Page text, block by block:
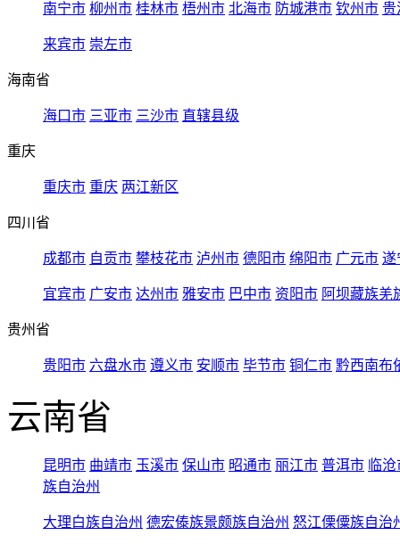
南宁市 柳州市 桂林市 梧州市 北海市 防城港市 钦州市 贵
来宾市 崇左市
海南省
海口市 三亚市 三沙市 直辖县级
重庆
重庆市 重庆 两江新区
四川省
成都市 自贡市 攀枝花市 泸州市 德阳市 绵阳市 广元市 遂
宜宾市 广安市 达州市 雅安市 巴中市 资阳市 阿坝藏族羌
贵州省
贵阳市 六盘水市 遵义市 安顺市 毕节市 铜仁市 黔西南布
云南省
昆明市 曲靖市 玉溪市 保山市 昭通市 丽江市 普洱市 临
族自治州
大理白族自治州 德宏傣族景颇族自治州 怒江傈僳族自治